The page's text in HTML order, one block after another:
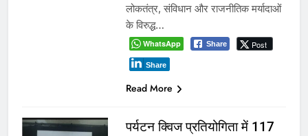
लोकतंत्र, संविधान और राजनीतिक मर्यादाओं
के विरुद्ध…
WhatsApp Share Post
Share
Read More
पर्यटन क्विज प्रतियोगिता में 117